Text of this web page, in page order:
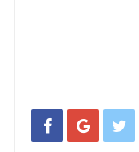
  